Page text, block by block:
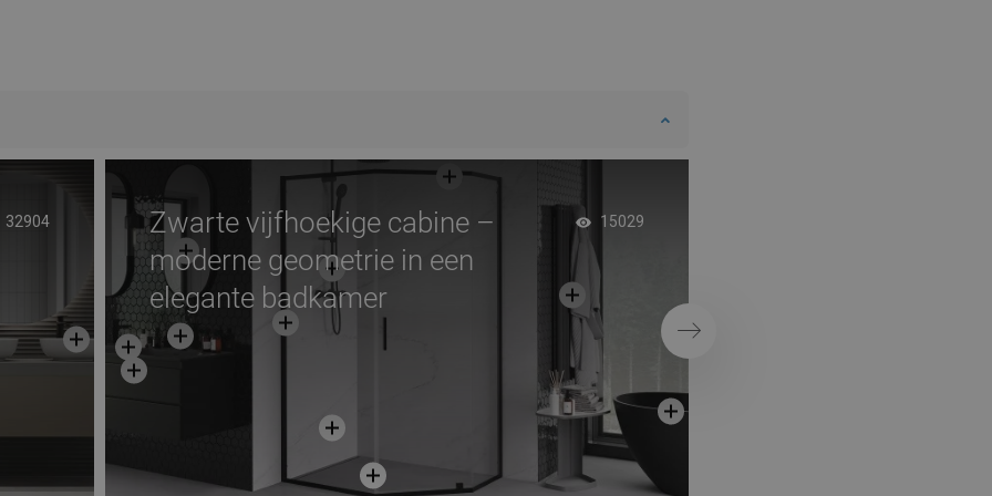
32904
Zwarte vijfhoekige cabine –
moderne geometrie in een
elegante badkamer
15029
Volgende